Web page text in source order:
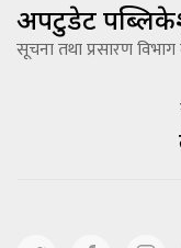
अपटुडेट
सूचना तथा प्रसारण